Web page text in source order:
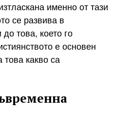
именно от тази
се развива в
това, което го
е основен
това какво са